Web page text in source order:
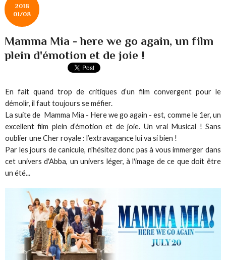
2018
01/08
Mamma Mia - here we go again, un film
plein d'émotion et de joie !
En fait quand trop de critiques d’un film convergent pour le
démolir, il faut toujours se méfier.
La suite de Mamma Mia - Here we go again - est, comme le 1er, un
excellent film plein d’émotion et de joie. Un vrai Musical ! Sans
oublier une Cher royale : l’extravagance lui va si bien !
Par les jours de canicule, n'hésitez donc pas à vous immerger dans
cet univers d'Abba, un univers léger, à l'image de ce que doit être
un été...⁠